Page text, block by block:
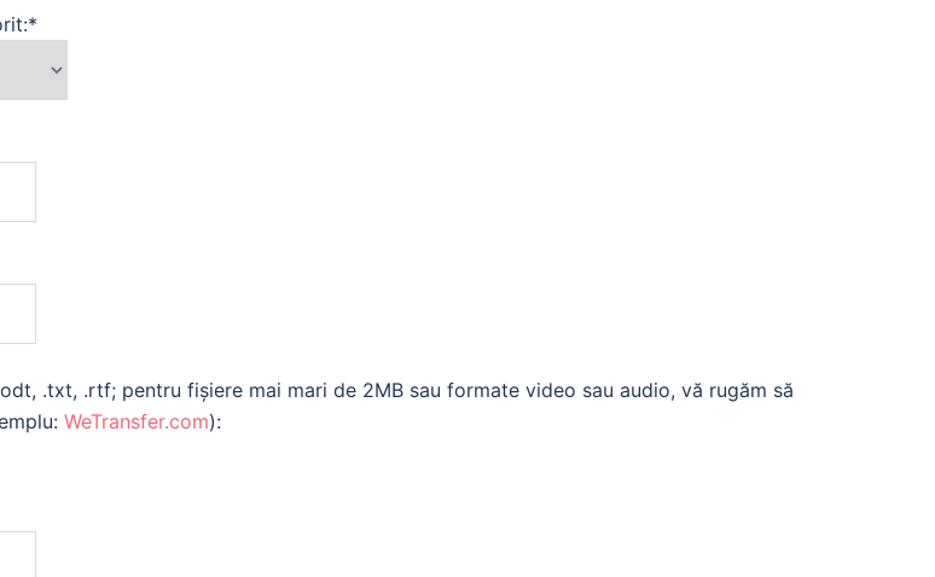
.txt, .rtf; pentru fișiere mai mari de 2MB sau formate video sau audio, vă rugăm să
WeTransfer.com):